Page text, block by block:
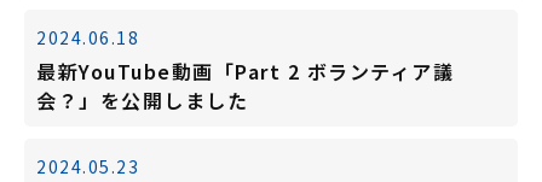
2024.06.18
最新YouTube動画「Part 2 ボランティア議
会？」を公開しました
2024.05.23